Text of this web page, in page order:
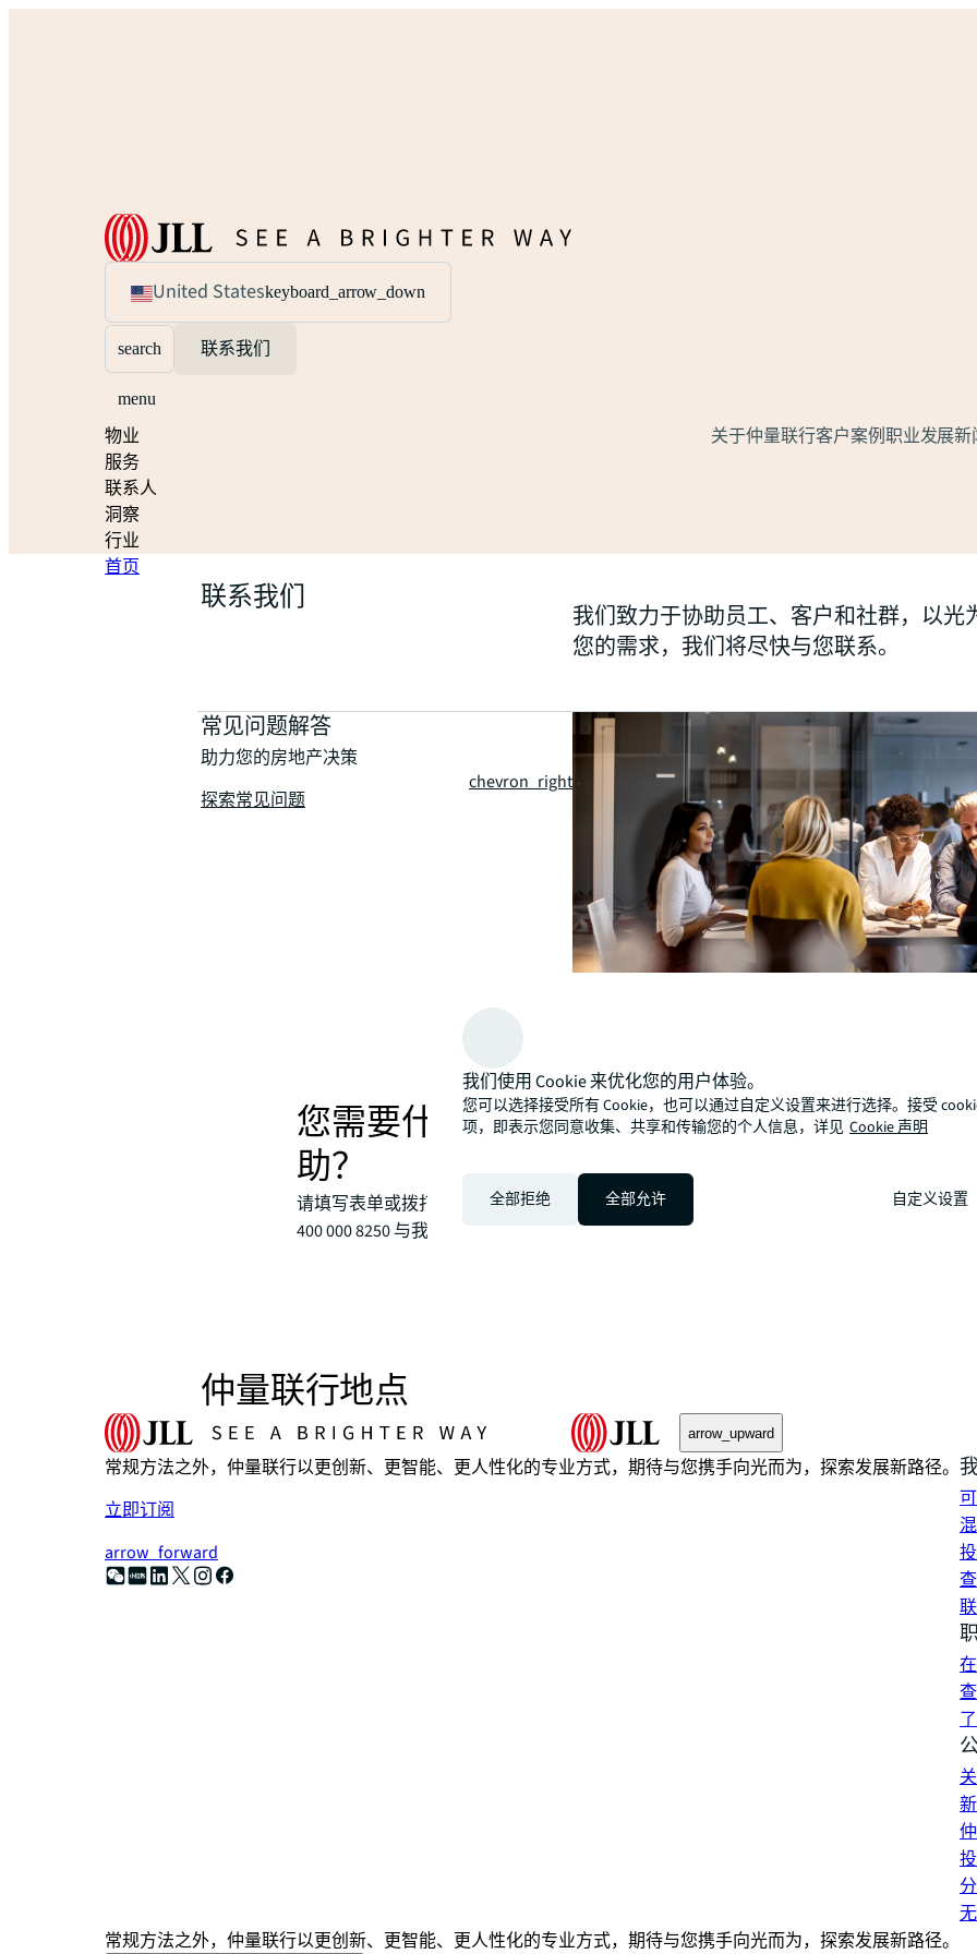
United Stateskeyboard_arrow_down
search 联系我们
menu
物业
服务
联系人
洞察
行业
关于仲量联行客户案例职业发展新
首页
联系我们
我们致力于协助员工、客户和社群，以光
您的需求，我们将尽快与您联系。
常见问题解答
助力您的房地产决策
探索常见问题
chevron_right
您需要什么帮
助？
请填写表单或拨打服务专线
400 000 8250 与我们联系
仲量联行地点
arrow_upward
常规方法之外，仲量联行以更创新、更智能、更人性化的专业方式，期待与您携手向光而为，探索发展新路径。
立即订阅
arrow_forward
常规方法之外，仲量联行以更创新、更智能、更人性化的专业方式，期待与您携手向光而为，探索发展新路径。
我们使用 Cookie 来优化您的用户体验。
您可以选择接受所有 Cookie，也可以通过自定义设置来进行选择。接受
项，即表示您同意收集、共享和传输您的个人信息，详见 Cookie 声明
全部拒绝 全部允许 自定义设置